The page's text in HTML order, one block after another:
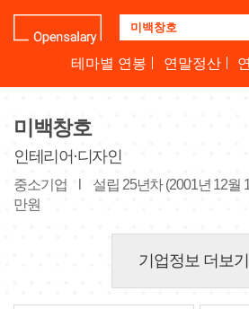
업
명
세
요
테마별 연봉 연말정산
미백창호
인테리어·디자인
중소기업 설립 25년차 (2001년 12월
만원
기업정보 더보기